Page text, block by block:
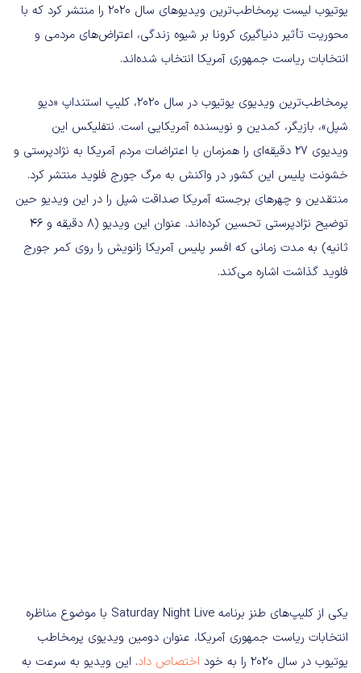
یوتیوب لیست پرمخاطب‌ترین ویدیوهای سال ۲۰۲۰ را منتشر کرد که با
محوریت تأثیر دنیاگیری کرونا بر شیوه زندگی، اعتراض‌های مردمی و
انتخابات ریاست جمهوری آمریکا انتخاب شده‌اند.
پرمخاطب‌ترین ویدیوی یوتیوب در سال ۲۰۲۰، کلیپ استنداپ «دیو
شپل»، بازیگر، کمدین و نویسنده آمریکایی است. نتفلیکس این
ویدیوی ۲۷ دقیقه‌ای را همزمان با اعتراضات مردم آمریکا به نژادپرستی و
خشونت پلیس این کشور در واکنش به مرگ جورج فلوید منتشر کرد.
منتقدین و چهر‌های برجسته آمریکا صداقت شپل را در این ویدیو حین
توضیح نژادپرستی تحسین کرده‌اند. عنوان این ویدیو (۸ دقیقه و ۴۶
ثانیه) به مدت زمانی که افسر پلیس آمریکا زانویش را روی کمر جورج
فلوید گذاشت اشاره می‌کند.
یکی از کلیپ‌های طنز برنامه Saturday Night Live با موضوع مناظره
انتخابات ریاست جمهوری آمریکا، عنوان دومین ویدیوی پرمخاطب
یوتیوب در سال ۲۰۲۰ را به خود
اختصاص داد. این ویدیو به سرعت به